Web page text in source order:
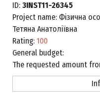
ID: 3INST11-26345
Project name: Фізична
Тетяна Анатоліївна
Rating: 100
General budget:
The requested amount